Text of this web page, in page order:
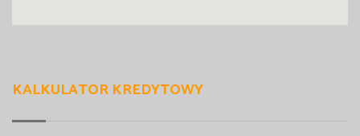
KALKULATOR KREDYTOWY